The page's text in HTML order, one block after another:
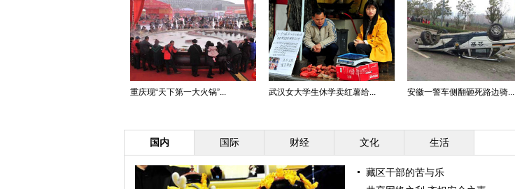
重庆现“天下第一大火锅”... 武汉女大学生休学卖红薯给... 安徽一警车侧翻砸死路边骑...
国内 国际 财经 文化 生活
藏区干部的苦与乐